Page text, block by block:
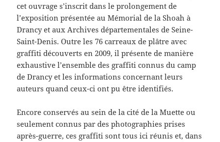
cet ouvrage s’inscrit dans le prolongement de
l’exposition présentée au Mémorial de la Shoah à
Drancy et aux Archives départementales de Seine-
Saint-Denis. Outre les 76 carreaux de plâtre avec
graffiti découverts en 2009, il présente de manière
exhaustive l’ensemble des graffiti connus du camp
de Drancy et les informations concernant leurs
auteurs quand ceux-ci ont pu être identifiés.
Encore conservés au sein de la cité de la Muette ou
seulement connus par des photographies prises
après-guerre, ces graffiti sont tous ici réunis et, dans